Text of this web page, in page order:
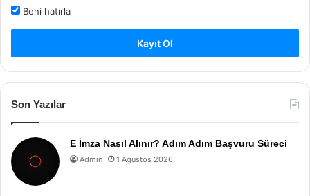
Beni hatırla
Kayıt Ol
Son Yazılar
E İmza Nasıl Alınır? Adım Adım Başvuru Süreci
Admin 1 Ağustos 2026